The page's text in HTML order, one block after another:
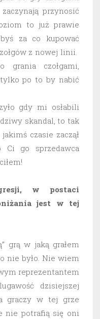
przynosić
to już prawie
za co kupować
z nowej linii.
grania czołgami,
po to by nabić
gdy mi osłabili
skandal, to tak
czasie zaczął
go sprzedawca
w postaci
jest w tej
grą w jaką grałem
nie było. Nie wiem
reprezentantem
dzisiejszej
graczy w tej grze
nie potrafią się oni